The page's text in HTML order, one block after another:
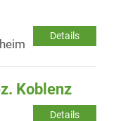
Details
Koblenz
Details